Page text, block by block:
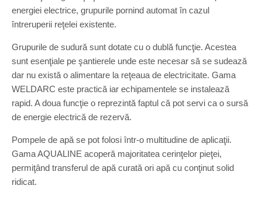
energiei electrice, grupurile pornind automat în cazul
întreruperii reţelei existente.
Grupurile de sudură sunt dotate cu o dublă funcţie. Acestea
sunt esenţiale pe şantierele unde este necesar să se sudează
dar nu există o alimentare la reţeaua de electricitate. Gama
WELDARC este practică iar echipamentele se instalează
rapid. A doua funcţie o reprezintă faptul că pot servi ca o sursă
de energie electrică de rezervă.
Pompele de apă se pot folosi într-o multitudine de aplicaţii.
Gama AQUALINE acoperă majoritatea cerinţelor pieţei,
permiţând transferul de apă curată ori apă cu conţinut solid
ridicat.